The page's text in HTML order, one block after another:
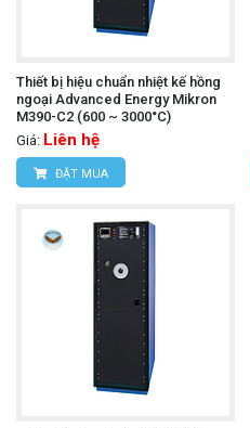
Thiết bị hiệu chuẩn nhiệt kế hồng
ngoại Advanced Energy Mikron
M390-C2 (600 ~ 3000°C)
Giá: Liên hệ
ĐẶT MUA